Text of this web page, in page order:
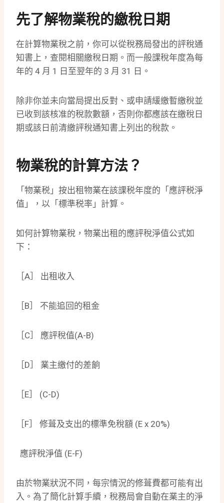
先了解物業稅的繳稅日期
在計算物業稅之前，你可以從稅務局發出的評稅通
知書上，查閱相關繳稅日期。而一般課稅年度為每
年的 4 月 1 日至翌年的 3 月 31 日。
除非你並未向當局提出反對、或申請緩繳暫繳稅並
已收到該核准的稅款數額，否則你都應該在繳稅日
期或該日前清繳評稅通知書上列出的稅款。
物業稅的計算方法？
「物業税」按出租物業在該課税年度的「應評税淨
值」，以「標準税率」計算。
如何計算物業稅，物業出租的應評稅淨值公式如
下：
［A］ 出租收入
［B］ 不能追回的租金
［C］ 應評稅值(A-B)
［D］ 業主繳付的差餉
［E］ (C-D)
［F］ 修葺及支出的標準免稅額 (E x 20%)
應評稅淨值 (E-F)
由於物業狀況不同，每宗情況的修葺費都可能有出
入。為了簡化計算手續，稅務局會自動在業主的淨